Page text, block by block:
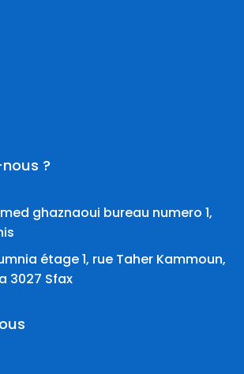
?
ghaznaoui bureau numero 1,
étage 1, rue Taher Kammoun,
3027 Sfax